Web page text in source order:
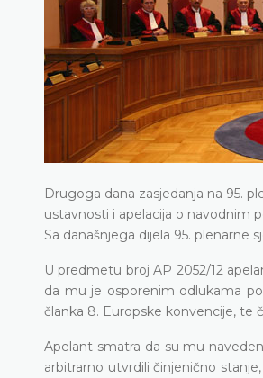
Drugoga dana zasjedanja na 95.
ustavnosti i apelacija o navodnim
Sa današnjega dijela 95. plenarne
U predmetu broj AP 2052/12
da mu je osporenim odlukama
članka 8. Europske konvencije, te
Apelant smatra da su mu
arbitrarno utvrdili činjenično